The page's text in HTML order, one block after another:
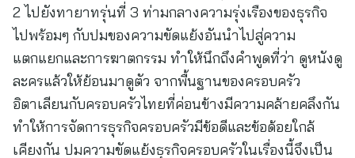
2 ไปยังทายาทรุ่นที่ 3 ท่ามกลางความรุ่งเรืองของธุรกิจ
ไปพร้อมๆ กับปมของความขัดแย้งอันนำไปสู่ความ
แตกแยกและการฆาตกรรม ทำให้นึกถึงคำพูดที่ว่า ดูหนังดู
ละครแล้วให้ย้อนมาดูตัว จากพื้นฐานของครอบครัว
อิตาเลียนกับครอบครัวไทยที่ค่อนข้างมีความคล้ายคลึงกัน
ทำให้การจัดการธุรกิจครอบครัวมีข้อดีและข้อด้อยใกล้
เคียงกัน ปมความขัดแย้งธุรกิจครอบครัวในเรื่องนี้จึงเป็น